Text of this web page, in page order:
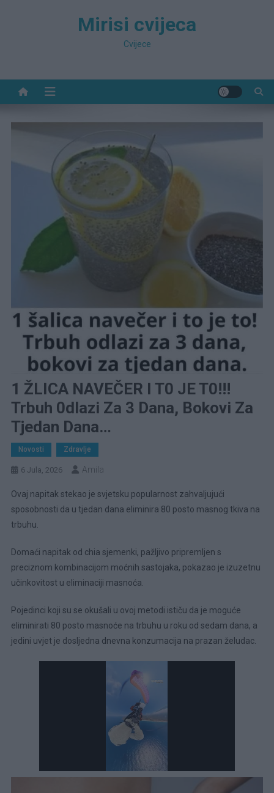
Mirisi cvijeca
Cvijece
1 ŽLICA NAVEČER I T0 JE T0!!!
Trbuh 0dlazi Za 3 Dana, Bokovi Za
Tjedan Dana…
Novosti Zdravlje
6 Jula, 2026 Amila
Ovaj napitak stekao je svjetsku popularnost zahvaljujući
sposobnosti da u tjedan dana eliminira 80 posto masnog tkiva na
trbuhu.
Domaći napitak od chia sjemenki, pažljivo pripremljen s
preciznom kombinacijom moćnih sastojaka, pokazao je izuzetnu
učinkovitost u eliminaciji masnoća.
Pojedinci koji su se okušali u ovoj metodi ističu da je moguće
eliminirati 80 posto masnoće na trbuhu u roku od sedam dana, a
jedini uvjet je dosljedna dnevna konzumacija na prazan želudac.